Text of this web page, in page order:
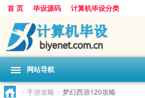
首 页 毕设源码 计算机毕设分类
网站导航
> 手游攻略 > 梦幻西游120攻略